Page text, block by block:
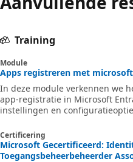
Training
Module
Apps registreren met
In deze module verkennen we
app-registratie in Microsoft
instellingen en
onderdeel van dit proces gaan
gebruikerstoegang tot apps en
ze de app en de bijbehorende
Certificering
Microsoft Gecertificeerd:
Toegangsbeheerbeheerder